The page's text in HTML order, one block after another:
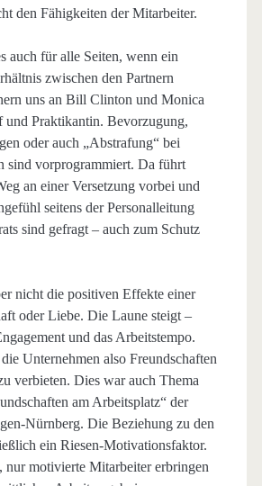
den Fähigkeiten der Mitarbeiter.
auch für alle Seiten, wenn ein
zwischen den Partnern
uns an Bill Clinton und Monica
Praktikantin. Bevorzugung,
oder auch „Abstrafung“ bei
sind vorprogrammiert. Da führt
an einer Versetzung vorbei und
seitens der Personalleitung
sind gefragt – auch zum Schutz
nicht die positiven Effekte einer
oder Liebe. Die Laune steigt –
und das Arbeitstempo.
Unternehmen also Freundschaften
verbieten. Dies war auch Thema
am Arbeitsplatz“ der
Nürnberg. Die Beziehung zu den
ein Riesen-Motivationsfaktor.
nur motivierte Mitarbeiter erbringen